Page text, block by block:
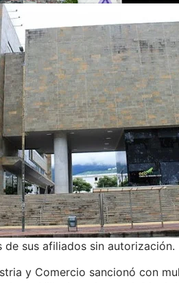
de sus afiliados sin autorización.
y Comercio sancionó con